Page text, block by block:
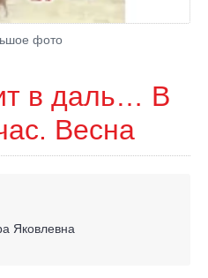
фото
в даль… В
Весна
Яковлевна